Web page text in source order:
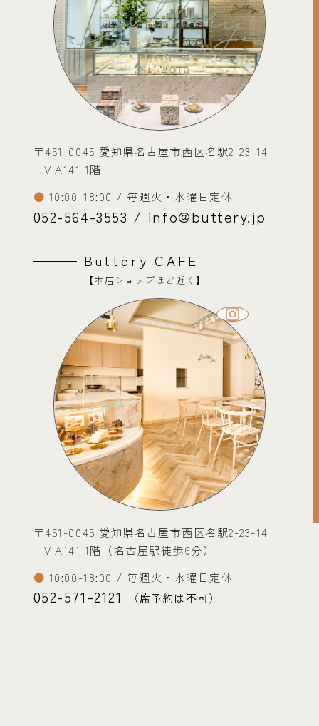
〒451-0045 愛知県名古屋市西区名駅2-23-14
VIA141 1階
10:00-18:00 / 毎週火・水曜日定休
052-564-3553 / info@buttery.jp
Buttery CAFE
【本店ショップほど近く】
〒451-0045 愛知県名古屋市西区名駅2-23-14
VIA141 1階（名古屋駅徒歩6分）
10:00-18:00 / 毎週火・水曜日定休
052-571-2121 （席予約は不可）